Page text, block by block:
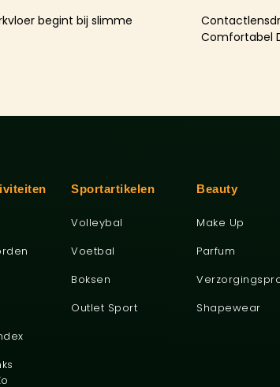
begint bij slimme
Comfortabel
Sportartikelen
Volleybal
Voetbal
Boksen
Outlet Sport
Beauty
Make Up
Parfum
Shapewear